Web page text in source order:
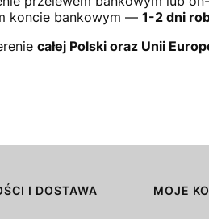
koncie bankowym — 1-2 dni
całej Polski oraz Unii
I DOSTAWA MOJE